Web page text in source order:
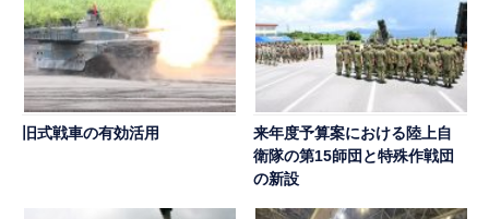
旧式戦車の有効活用
来年度予算案における陸上自
衛隊の第15師団と特殊作戦団
の新設